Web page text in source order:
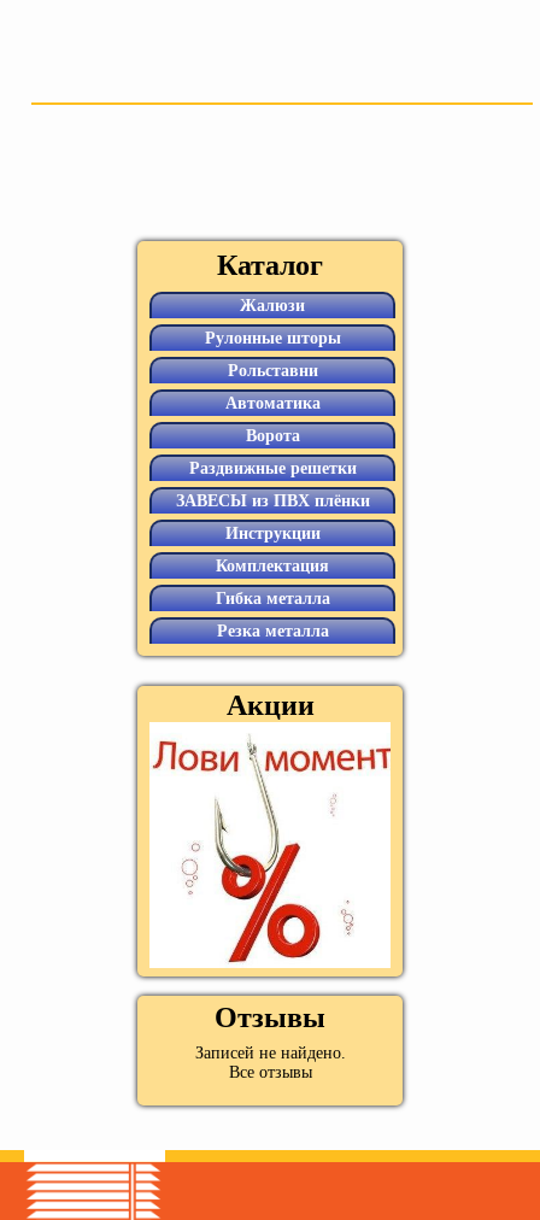
Каталог
Жалюзи
Рулонные шторы
Рольставни
Автоматика
Ворота
Раздвижные решетки
ЗАВЕСЫ из ПВХ плёнки
Инструкции
Комплектация
Гибка металла
Резка металла
Акции
Отзывы
Записей не найдено.
Все отзывы